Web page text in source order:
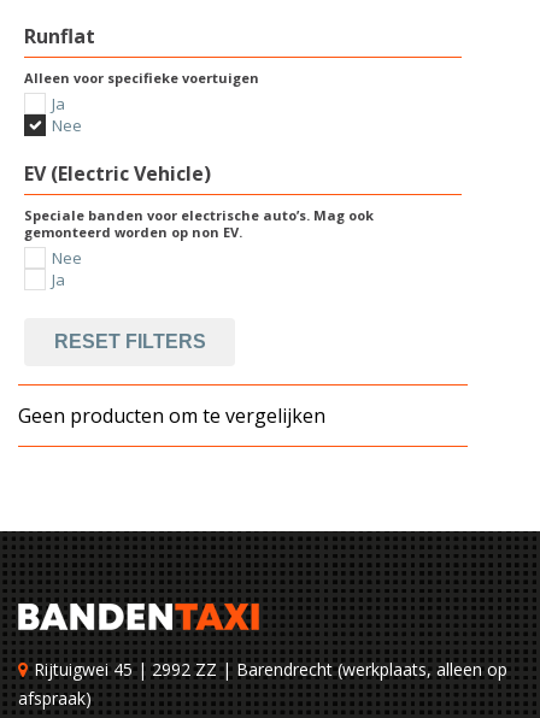
Runflat
Alleen voor specifieke voertuigen
Ja
Nee
EV (Electric Vehicle)
Speciale banden voor electrische auto’s. Mag ook
gemonteerd worden op non EV.
Nee
Ja
RESET FILTERS
Geen producten om te vergelijken
Rijtuigwei 45 | 2992 ZZ | Barendrecht (werkplaats, alleen op
afspraak)